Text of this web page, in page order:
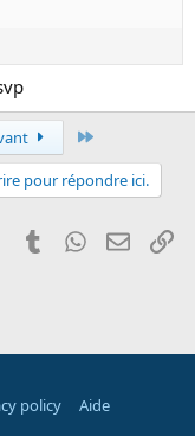
pour répondre ici.
PinterestTumblrWhatsApp
Email
policy
Aide